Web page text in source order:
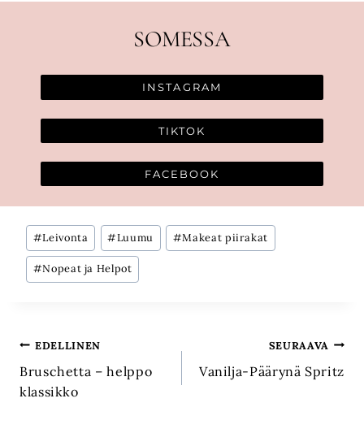
SOMESSA
INSTAGRAM
TIKTOK
FACEBOOK
Avainsanat:
#Leivonta #Luumu #Makeat piirakat
#Nopeat ja Helpot
Artikkelien
selaus
EDELLINEN
Bruschetta – helppo
klassikko
SEURAAVA
Vanilja-Päärynä Spritz